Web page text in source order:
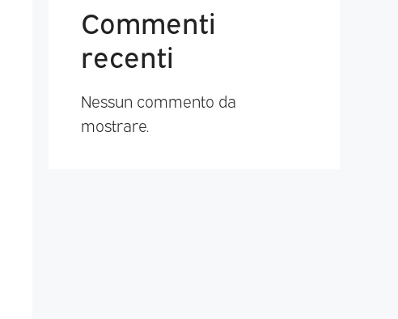
Commenti
recenti
Nessun commento da
mostrare.